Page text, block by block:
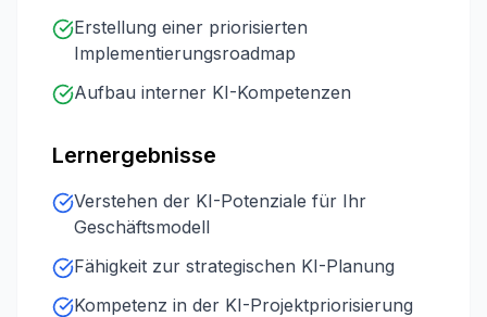
Erstellung einer priorisierten
Implementierungsroadmap
Aufbau interner KI-Kompetenzen
Lernergebnisse
Verstehen der KI-Potenziale für Ihr
Geschäftsmodell
Fähigkeit zur strategischen KI-Planung
Kompetenz in der KI-Projektpriorisierung